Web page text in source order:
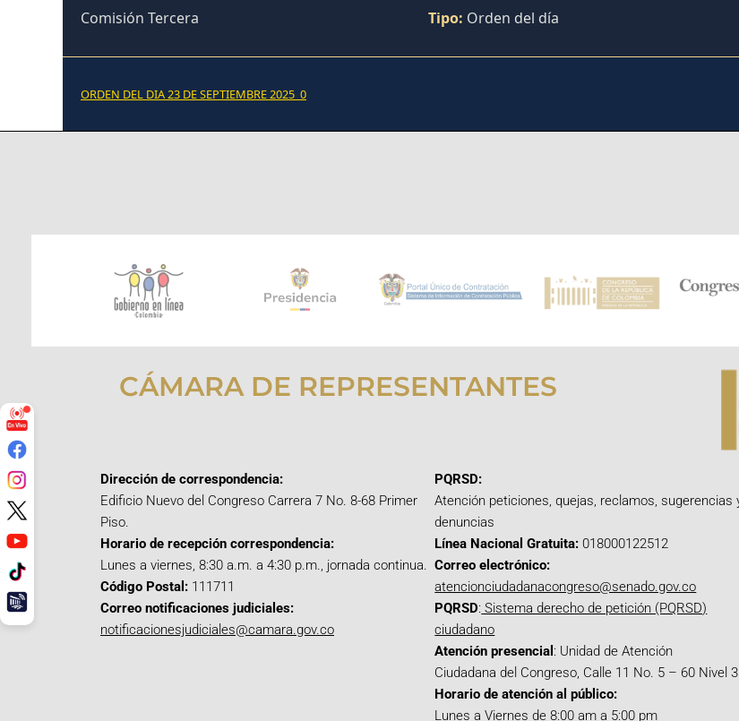
Comisión Tercera Tipo: Orden del día
ORDEN DEL DIA 23 DE SEPTIEMBRE 2025_0
CÁMARA DE REPRESENTANTES
Dirección de correspondencia:
Edificio Nuevo del Congreso Carrera 7 No. 8-68 Primer
Piso.
Horario de recepción correspondencia:
Lunes a viernes, 8:30 a.m. a 4:30 p.m., jornada continua.
Código Postal: 111711
Correo notificaciones judiciales:
notificacionesjudiciales@camara.gov.co
PQRSD:
Atención peticiones, quejas, reclamos, sugerencias
denuncias
Línea Nacional Gratuita: 018000122512
Correo electrónico:
atencionciudadanacongreso@senado.gov.co
PQRSD: Sistema derecho de petición (PQRSD)
ciudadano
Atención presencial : Unidad de Atención
Ciudadana del Congreso, Calle 11 No. 5 – 60 Nivel 3
Horario de atención al público:
Lunes a Viernes de 8:00 am a 5:00 pm